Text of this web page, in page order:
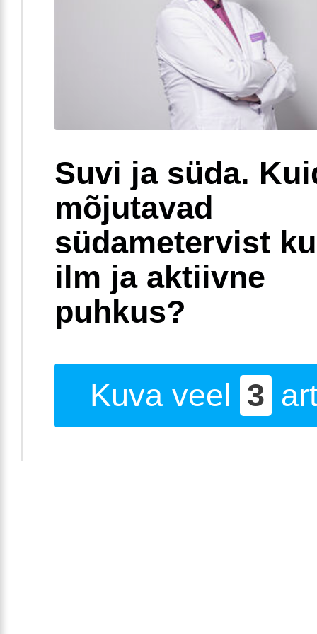
Suvi ja süda.
mõjutavad
südametervist
ilm ja aktiivne
puhkus?
Kuva veel 3